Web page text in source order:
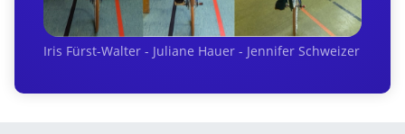
Iris Fürst-Walter - Juliane Hauer - Jennifer Schweizer